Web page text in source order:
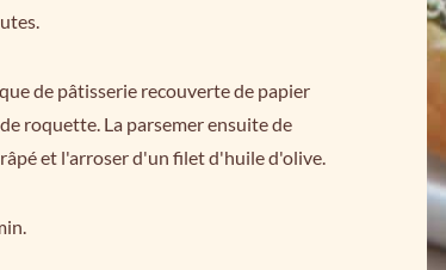
de pâtisserie recouverte de papier
roquette. La parsemer ensuite de
et l'arroser d'un filet d'huile d'olive.